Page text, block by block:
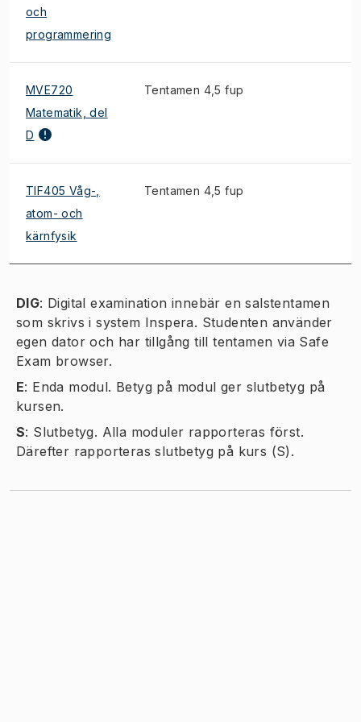
och
programmering
MVE720
Matematik, del
D
Tentamen 4,5 fup
TIF405 Våg-,
atom- och
kärnfysik
Tentamen 4,5 fup
DIG: Digital examination innebär en salstentamen
som skrivs i system Inspera. Studenten använder
egen dator och har tillgång till tentamen via Safe
Exam browser.
E: Enda modul. Betyg på modul ger slutbetyg på
kursen.
S: Slutbetyg. Alla moduler rapporteras först.
Därefter rapporteras slutbetyg på kurs (S).